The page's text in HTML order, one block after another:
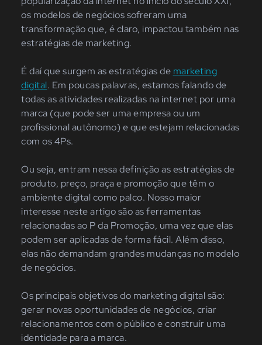
os modelos de negócios sofreram uma
transformação que, é claro, impactou também nas
estratégias de marketing.
É daí que surgem as estratégias de marketing
digital. Em poucas palavras, estamos falando de
todas as atividades realizadas na internet por uma
marca (que pode ser uma empresa ou um
profissional autônomo) e que estejam relacionadas
com os 4Ps.
Ou seja, entram nessa definição as estratégias de
produto, preço, praça e promoção que têm o
ambiente digital como palco. Nosso maior
interesse neste artigo são as ferramentas
relacionadas ao P da Promoção, uma vez que elas
podem ser aplicadas de forma fácil. Além disso,
elas não demandam grandes mudanças no modelo
de negócios.
Os principais objetivos do marketing digital são:
gerar novas oportunidades de negócios, criar
relacionamentos com o público e construir uma
identidade para a marca.